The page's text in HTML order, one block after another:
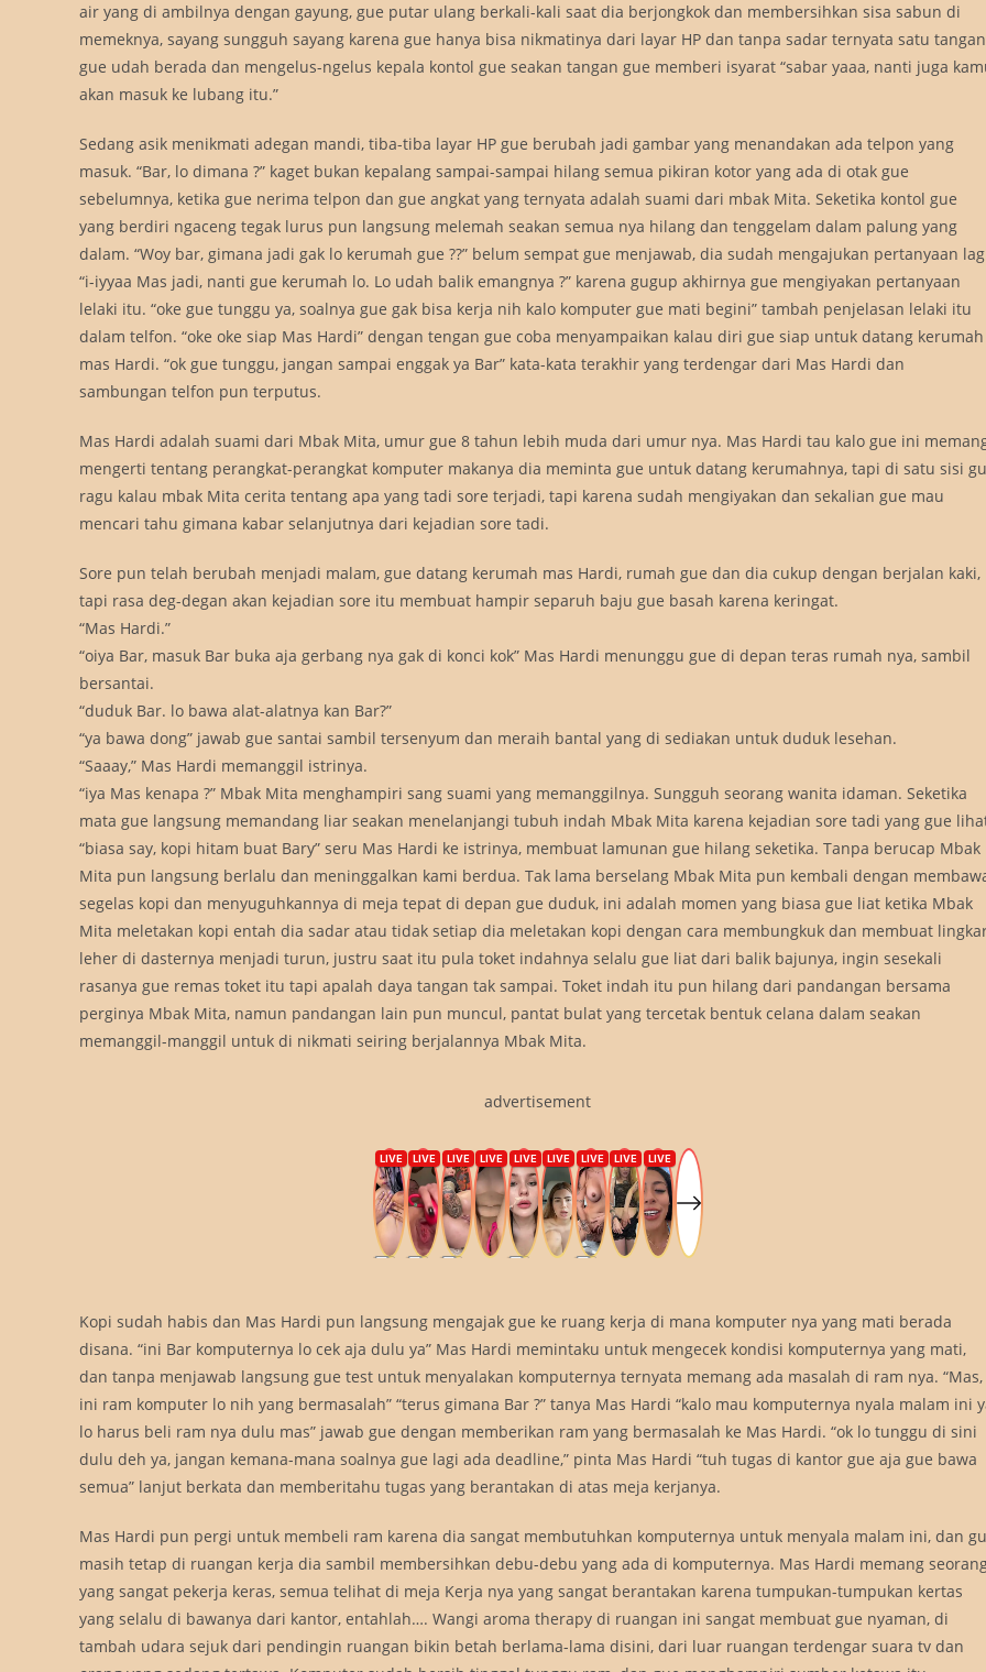
air yang di ambilnya dengan gayung, gue putar ulang berkali-kali saat dia berjongkok dan membersihkan sisa sabun di
memeknya, sayang sungguh sayang karena gue hanya bisa nikmatinya dari layar HP dan tanpa sadar ternyata satu tangan
gue udah berada dan mengelus-ngelus kepala kontol gue seakan tangan gue memberi isyarat “sabar yaaa, nanti juga
akan masuk ke lubang itu.”
Sedang asik menikmati adegan mandi, tiba-tiba layar HP gue berubah jadi gambar yang menandakan ada telpon yang
masuk. “Bar, lo dimana ?” kaget bukan kepalang sampai-sampai hilang semua pikiran kotor yang ada di otak gue
sebelumnya, ketika gue nerima telpon dan gue angkat yang ternyata adalah suami dari mbak Mita. Seketika kontol gue
yang berdiri ngaceng tegak lurus pun langsung melemah seakan semua nya hilang dan tenggelam dalam palung yang
dalam. “Woy bar, gimana jadi gak lo kerumah gue ??” belum sempat gue menjawab, dia sudah mengajukan pertanyaan
“i-iyyaa Mas jadi, nanti gue kerumah lo. Lo udah balik emangnya ?” karena gugup akhirnya gue mengiyakan pertanyaan
lelaki itu. “oke gue tunggu ya, soalnya gue gak bisa kerja nih kalo komputer gue mati begini” tambah penjelasan lelaki itu
dalam telfon. “oke oke siap Mas Hardi” dengan tengan gue coba menyampaikan kalau diri gue siap untuk datang kerumah
mas Hardi. “ok gue tunggu, jangan sampai enggak ya Bar” kata-kata terakhir yang terdengar dari Mas Hardi dan
sambungan telfon pun terputus.
Mas Hardi adalah suami dari Mbak Mita, umur gue 8 tahun lebih muda dari umur nya. Mas Hardi tau kalo gue ini
mengerti tentang perangkat-perangkat komputer makanya dia meminta gue untuk datang kerumahnya, tapi di satu sisi
ragu kalau mbak Mita cerita tentang apa yang tadi sore terjadi, tapi karena sudah mengiyakan dan sekalian gue mau
mencari tahu gimana kabar selanjutnya dari kejadian sore tadi.
Sore pun telah berubah menjadi malam, gue datang kerumah mas Hardi, rumah gue dan dia cukup dengan berjalan kaki,
tapi rasa deg-degan akan kejadian sore itu membuat hampir separuh baju gue basah karena keringat.
“Mas Hardi.”
“oiya Bar, masuk Bar buka aja gerbang nya gak di konci kok” Mas Hardi menunggu gue di depan teras rumah nya, sambil
bersantai.
“duduk Bar. lo bawa alat-alatnya kan Bar?”
“ya bawa dong” jawab gue santai sambil tersenyum dan meraih bantal yang di sediakan untuk duduk lesehan.
“Saaay,” Mas Hardi memanggil istrinya.
“iya Mas kenapa ?” Mbak Mita menghampiri sang suami yang memanggilnya. Sungguh seorang wanita idaman. Seketika
mata gue langsung memandang liar seakan menelanjangi tubuh indah Mbak Mita karena kejadian sore tadi yang gue
“biasa say, kopi hitam buat Bary” seru Mas Hardi ke istrinya, membuat lamunan gue hilang seketika. Tanpa berucap Mbak
Mita pun langsung berlalu dan meninggalkan kami berdua. Tak lama berselang Mbak Mita pun kembali dengan
segelas kopi dan menyuguhkannya di meja tepat di depan gue duduk, ini adalah momen yang biasa gue liat ketika Mbak
Mita meletakan kopi entah dia sadar atau tidak setiap dia meletakan kopi dengan cara membungkuk dan membuat
leher di dasternya menjadi turun, justru saat itu pula toket indahnya selalu gue liat dari balik bajunya, ingin sesekali
rasanya gue remas toket itu tapi apalah daya tangan tak sampai. Toket indah itu pun hilang dari pandangan bersama
perginya Mbak Mita, namun pandangan lain pun muncul, pantat bulat yang tercetak bentuk celana dalam seakan
memanggil-manggil untuk di nikmati seiring berjalannya Mbak Mita.
advertisement
Kopi sudah habis dan Mas Hardi pun langsung mengajak gue ke ruang kerja di mana komputer nya yang mati berada
disana. “ini Bar komputernya lo cek aja dulu ya” Mas Hardi memintaku untuk mengecek kondisi komputernya yang mati,
dan tanpa menjawab langsung gue test untuk menyalakan komputernya ternyata memang ada masalah di ram nya. “Mas,
ini ram komputer lo nih yang bermasalah” “terus gimana Bar ?” tanya Mas Hardi “kalo mau komputernya nyala malam ini
lo harus beli ram nya dulu mas” jawab gue dengan memberikan ram yang bermasalah ke Mas Hardi. “ok lo tunggu di sini
dulu deh ya, jangan kemana-mana soalnya gue lagi ada deadline,” pinta Mas Hardi “tuh tugas di kantor gue aja gue bawa
semua” lanjut berkata dan memberitahu tugas yang berantakan di atas meja kerjanya.
Mas Hardi pun pergi untuk membeli ram karena dia sangat membutuhkan komputernya untuk menyala malam ini, dan
masih tetap di ruangan kerja dia sambil membersihkan debu-debu yang ada di komputernya. Mas Hardi memang
yang sangat pekerja keras, semua telihat di meja Kerja nya yang sangat berantakan karena tumpukan-tumpukan kertas
yang selalu di bawanya dari kantor, entahlah…. Wangi aroma therapy di ruangan ini sangat membuat gue nyaman, di
tambah udara sejuk dari pendingin ruangan bikin betah berlama-lama disini, dari luar ruangan terdengar suara tv dan